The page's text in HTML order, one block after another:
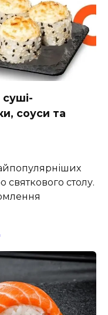
соуси та
святкового столу.